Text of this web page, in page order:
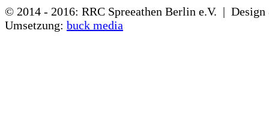
© 2014 - 2016: RRC Spreeathen Berlin e.V. |
Umsetzung: buck media